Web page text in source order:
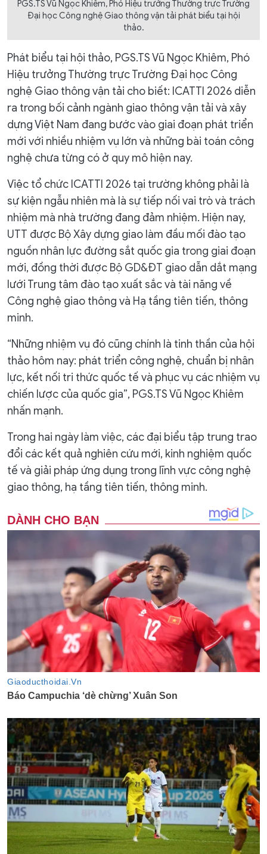
PGS.TS Vũ Ngọc Khiêm, Phó Hiệu trưởng Thường trực Trường
Đại học Công nghệ Giao thông vận tải phát biểu tại hội
thảo.
Phát biểu tại hội thảo, PGS.TS Vũ Ngọc Khiêm, Phó
Hiệu trưởng Thường trực Trường Đại học Công
nghệ Giao thông vận tải cho biết: ICATTI 2026 diễn
ra trong bối cảnh ngành giao thông vận tải và xây
dựng Việt Nam đang bước vào giai đoạn phát triển
mới với nhiều nhiệm vụ lớn và những bài toán công
nghệ chưa từng có ở quy mô hiện nay.
Việc tổ chức ICATTI 2026 tại trường không phải là
sự kiện ngẫu nhiên mà là sự tiếp nối vai trò và trách
nhiệm mà nhà trường đang đảm nhiệm. Hiện nay,
UTT được Bộ Xây dựng giao làm đầu mối đào tạo
nguồn nhân lực đường sắt quốc gia trong giai đoạn
mới, đồng thời được Bộ GD&ĐT giao dẫn dắt mạng
lưới Trung tâm đào tạo xuất sắc và tài năng về
Công nghệ giao thông và Hạ tầng tiên tiến, thông
minh.
“Những nhiệm vụ đó cũng chính là tinh thần của hội
thảo hôm nay: phát triển công nghệ, chuẩn bị nhân
lực, kết nối tri thức quốc tế và phục vụ các nhiệm vụ
chiến lược của quốc gia”, PGS.TS Vũ Ngọc Khiêm
nhấn mạnh.
Trong hai ngày làm việc, các đại biểu tập trung trao
đổi các kết quả nghiên cứu mới, kinh nghiệm quốc
tế và giải pháp ứng dụng trong lĩnh vực công nghệ
giao thông, hạ tầng tiên tiến, thông minh.